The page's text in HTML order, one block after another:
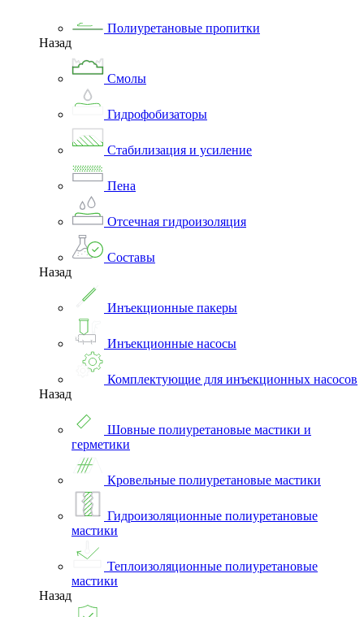
Полиуретановые пропитки
Назад
Смолы
Гидрофобизаторы
Стабилизация и усиление
Пена
Отсечная гидроизоляция
Составы
Назад
Инъекционные пакеры
Инъекционные насосы
Комплектующие для инъекционных насосов
Назад
Шовные полиуретановые мастики и
герметики
Кровельные полиуретановые мастики
Гидроизоляционные полиуретановые
мастики
Теплоизоляционные полиуретановые
мастики
Назад